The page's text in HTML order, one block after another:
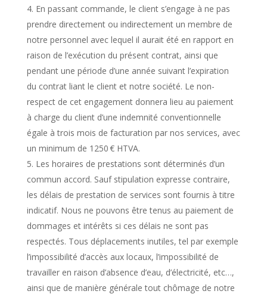
En passant commande, le client s’engage à ne pas
prendre directement ou indirectement un membre de
notre personnel avec lequel il aurait été en rapport en
raison de l’exécution du présent contrat, ainsi que
pendant une période d’une année suivant l’expiration
du contrat liant le client et notre société. Le non-
respect de cet engagement donnera lieu au paiement
à charge du client d’une indemnité conventionnelle
égale à trois mois de facturation par nos services, avec
un minimum de 1250 € HTVA.
Les horaires de prestations sont déterminés d’un
commun accord. Sauf stipulation expresse contraire,
les délais de prestation de services sont fournis à titre
indicatif. Nous ne pouvons être tenus au paiement de
dommages et intérêts si ces délais ne sont pas
respectés. Tous déplacements inutiles, tel par exemple
l’impossibilité d’accès aux locaux, l’impossibilité de
travailler en raison d’absence d’eau, d’électricité, etc…,
ainsi que de manière générale tout chômage de notre